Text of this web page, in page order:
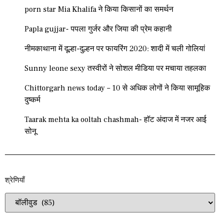
porn star Mia Khalifa ने किया किसानों का समर्थन
Papla gujjar- पपला गुर्जर और जिया की प्रेम कहानी
नीमकाथाना में दूल्हा-दुल्हन पर फायरिंग 2020: शादी में चली गोलियां
Sunny leone sexy तस्वीरों ने सोशल मीडिया पर मचाया तहलका
Chittorgarh news today – 10 से अधिक लोगों ने किया सामूहिक
दुष्कर्म
Taarak mehta ka ooltah chashmah- हॉट अंदाज में नजर आई
सोनू
श्रेणियाँ​​